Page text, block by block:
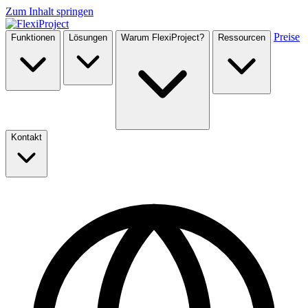
Zum Inhalt springen
Funktionen Lösungen Warum FlexiProject? Ressourcen Preise
Kontakt